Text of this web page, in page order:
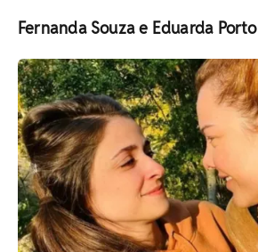
Fernanda Souza e Eduarda Porto